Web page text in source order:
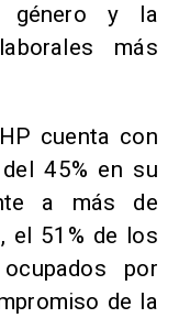
género y la
más
cuenta con
45% en su
a más de
el 51% de los
por
de la